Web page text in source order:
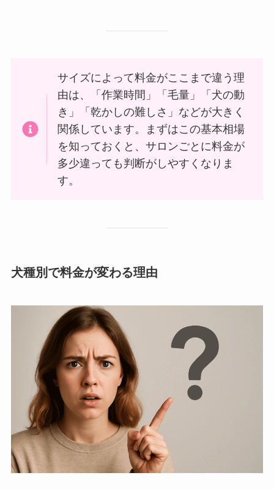
サイズによって料金がここまで違う理
由は、「作業時間」「毛量」「犬の動
き」「乾かしの難しさ」などが大きく
関係しています。まずはこの基本相場
を知っておくと、サロンごとに料金が
多少違っても判断がしやすくなりま
す。
犬種別で料金が変わる理由